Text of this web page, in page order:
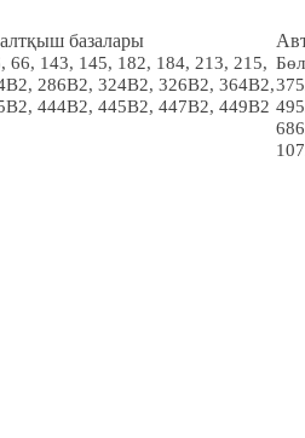
базалары
66, 143, 145, 182, 184, 213, 215,
286B2, 324B2, 326B2, 364B2,
444B2, 445B2, 447B2, 449B2